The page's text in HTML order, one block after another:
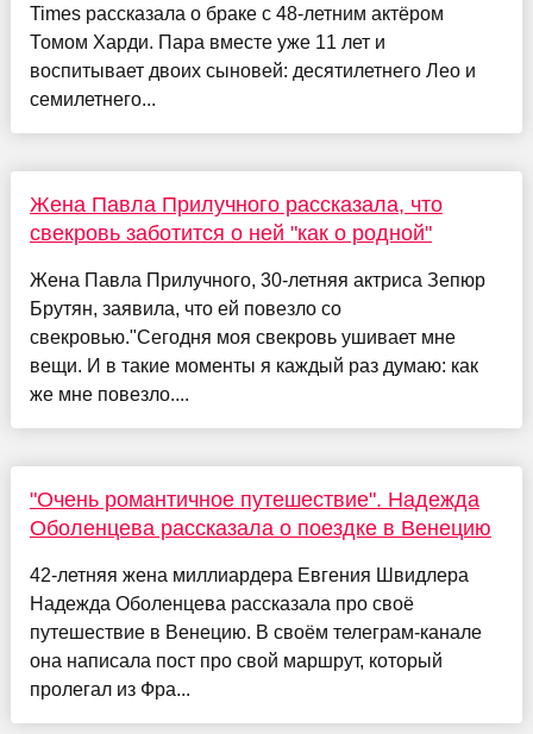
Times рассказала о браке с 48-летним актёром
Томом Харди. Пара вместе уже 11 лет и
воспитывает двоих сыновей: десятилетнего Лео и
семилетнего...
Жена Павла Прилучного рассказала, что
свекровь заботится о ней "как о родной"
Жена Павла Прилучного, 30-летняя актриса Зепюр
Брутян, заявила, что ей повезло со
свекровью."Сегодня моя свекровь ушивает мне
вещи. И в такие моменты я каждый раз думаю: как
же мне повезло....
"Очень романтичное путешествие". Надежда
Оболенцева рассказала о поездке в Венецию
42-летняя жена миллиардера Евгения Швидлера
Надежда Оболенцева рассказала про своё
путешествие в Венецию. В своём телеграм-канале
она написала пост про свой маршрут, который
пролегал из Фра...